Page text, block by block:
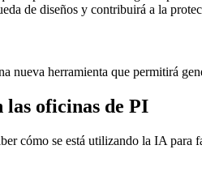
de diseños y contribuirá a la
nueva herramienta que permitirá
oficinas de PI
cómo se está utilizando la IA